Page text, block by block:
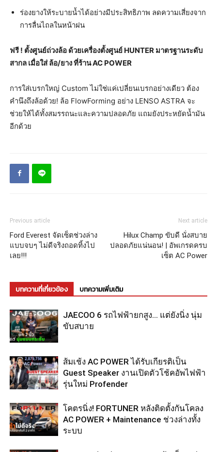
ร่องยางให้ระบายน้ำได้อย่างมีประสิทธิภาพ ลดความเสี่ยงจาก
การลื่นไถลในหน้าฝน
ฟรี ! ตั้งศูนย์ถ่วงล้อ ด้วยเครื่องตั้งศูนย์ HUNTER มาตรฐานระดับ
สากล เมื่อใส่ ล้อ/ยาง ที่ร้าน AC POWER
การใส่เบรกใหญ่ Custom ไม่ใช่แค่เปลี่ยนเบรกอย่างเดียว ต้อง
คำนึงถึงล้อด้วย! ล้อ FlowForming อย่าง LENSO ASTRA จะ
ช่วยให้ได้ทั้งสมรรถนะและความปลอดภัย แถมยังประหยัดน้ำมัน
อีกด้วย
Previous article
Ford Everest จัดเซ็ตช่วงล่าง
แบบจบๆ ไม่ดีจริงถอดทิ้งไป
เลย!!!
Next article
Hilux Champ ขับดี นั่งสบาย
ปลอดภัยแน่นอน! | อัพเกรดครบ
เซ็ต AC Power
บทความที่เกี่ยวข้อง บทความเพิ่มเติม
JAECOO 6 รถไฟฟ้ายกสูง… แต่ยังนิ่ง นุ่ม
ขับสบาย
ส้มเช้ง AC POWER ได้รับเกียรติเป็น
Guest Speaker งานเปิดตัวโช้คอัพไฟฟ้า
รุ่นใหม่ Profender
โคตรนิ่ง! FORTUNER หลังติดตั้งกันโคลง
AC POWER + Maintenance ช่วงล่างทั้ง
ระบบ